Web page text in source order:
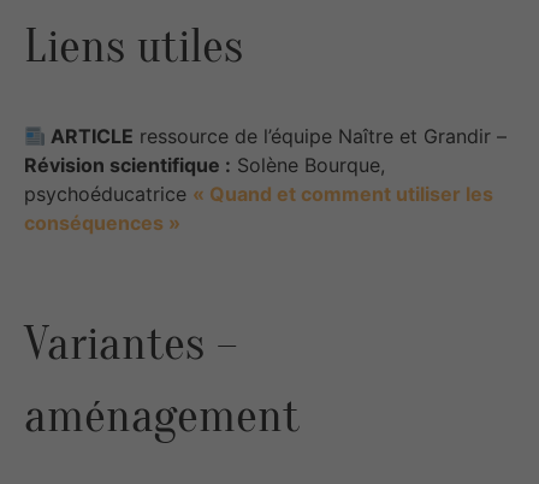
Liens utiles
ARTICLE ressource de l’équipe Naître et Grandir –
Révision scientifique : Solène Bourque,
psychoéducatrice « Quand et comment utiliser les
conséquences »
Variantes –
aménagement